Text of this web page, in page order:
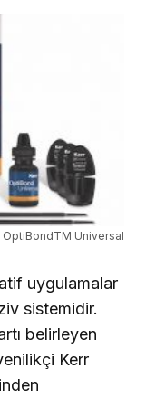
OptiBondTM Universal
uygulamalar
sistemidir.
belirleyen
Kerr